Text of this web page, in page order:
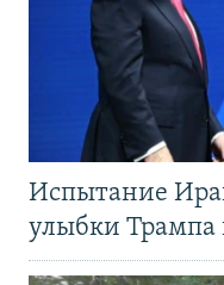
Испытание
улыбки